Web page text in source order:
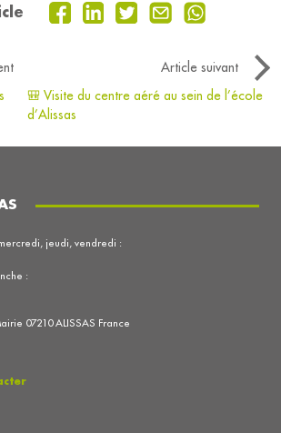
Article suivant
🎒 Visite du centre aéré au sein de l’école
d’Alissas
07210 ALISSAS France
jeudi, vendredi :
: